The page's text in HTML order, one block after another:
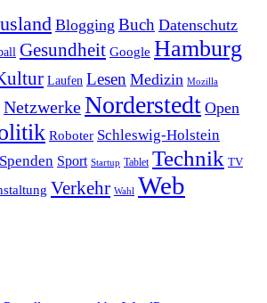
Blogging Buch Datenschutz
Gesundheit Google Hamburg
Laufen Lesen Medizin Mozilla
NetzwerkeNorderstedt Open
Roboter Schleswig-Holstein
Spenden Sport Startup Tablet Technik TV
Verkehr Wahl Web